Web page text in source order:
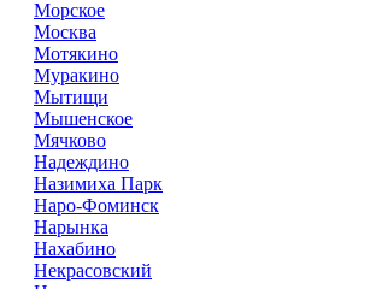
Морское
Москва
Мотякино
Муракино
Мытищи
Мышенское
Мячково
Надеждино
Назимиха Парк
Наро-Фоминск
Нарынка
Нахабино
Некрасовский